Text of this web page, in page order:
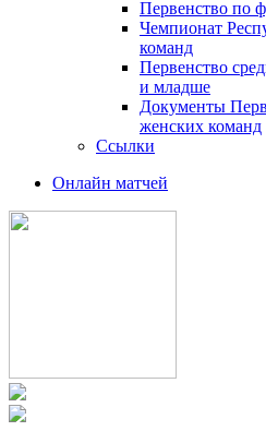
Первенство по
Чемпионат
команд
Первенство
и младше
Документы
женских команд
Ссылки
Онлайн матчей